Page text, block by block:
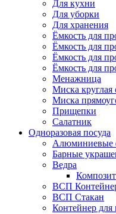
Для кухни
Для уборки
Для хранения
Ёмкость для
Ёмкость для
Ёмкость для
Ёмкость для
Менажница
Миска
Миска
Прищепки
Салатник
Одноразовая посуда
Алюминиевые
Барные
Ведра
Композит
ВСП
ВСП Стакан
Контейнер